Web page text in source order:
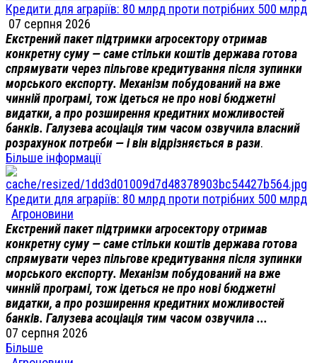
Кредити для аграріїв: 80 млрд проти потрібних 500 млрд
07 серпня 2026
Екстрений пакет підтримки агросектору отримав
конкретну суму — саме стільки коштів держава готова
спрямувати через пільгове кредитування після зупинки
морського експорту. Механізм побудований на вже
чинній програмі, тож ідеться не про нові бюджетні
видатки, а про розширення кредитних можливостей
банків. Галузева асоціація тим часом озвучила власний
розрахунок потреби — і він відрізняється в рази.
Більше інформації
Кредити для аграріїв: 80 млрд проти потрібних 500 млрд
Агроновини
Екстрений пакет підтримки агросектору отримав
конкретну суму — саме стільки коштів держава готова
спрямувати через пільгове кредитування після зупинки
морського експорту. Механізм побудований на вже
чинній програмі, тож ідеться не про нові бюджетні
видатки, а про розширення кредитних можливостей
банків. Галузева асоціація тим часом озвучила ...
07 серпня 2026
Більше